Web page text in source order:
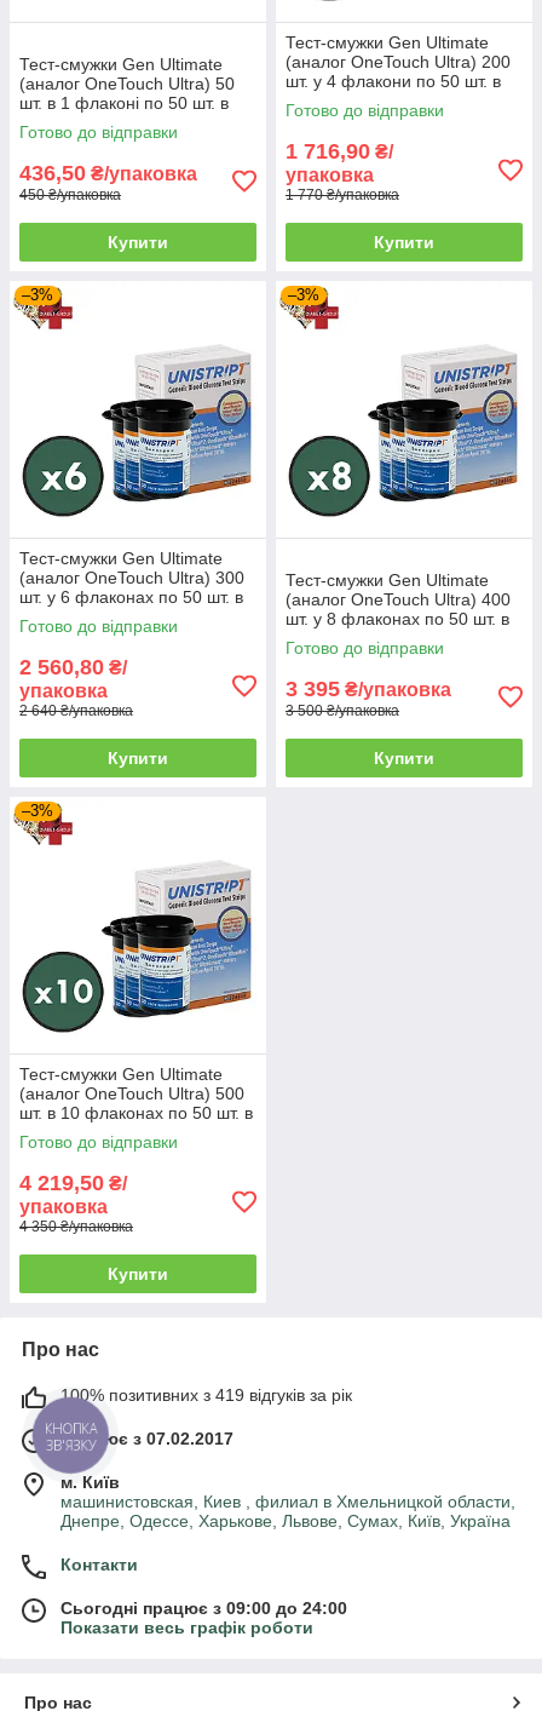
Тест-смужки Gen Ultimate
(аналог OneTouch Ultra) 50
шт. в 1 флаконі по 50 шт. в
упаковці
Готово до відправки
436,50 ₴/упаковка
450 ₴/упаковка
Купити
Тест-смужки Gen Ultimate
(аналог OneTouch Ultra) 200
шт. у 4 флакони по 50 шт. в
упаковці
Готово до відправки
1 716,90 ₴/
упаковка
1 770 ₴/упаковка
Купити
–3%
Тест-смужки Gen Ultimate
(аналог OneTouch Ultra) 300
шт. у 6 флаконах по 50 шт. в
упаковці
Готово до відправки
2 560,80 ₴/
упаковка
2 640 ₴/упаковка
Купити
–3%
Тест-смужки Gen Ultimate
(аналог OneTouch Ultra) 400
шт. у 8 флаконах по 50 шт. в
пакованні
Готово до відправки
3 395 ₴/упаковка
3 500 ₴/упаковка
Купити
–3%
Тест-смужки Gen Ultimate
(аналог OneTouch Ultra) 500
шт. в 10 флаконах по 50 шт. в
упаковці
Готово до відправки
4 219,50 ₴/
упаковка
4 350 ₴/упаковка
Купити
Про нас
100% позитивних з 419 відгуків за рік
Працює з 07.02.2017
м. Київ
машинистовская, Киев , филиал в Хмельницкой области,
Днепре, Одессе, Харькове, Львове, Сумах, Київ, Україна
Контакти
Сьогодні працює з 09:00 до 24:00
Показати весь графік роботи
Про нас
КНОПКА
ЗВ'ЯЗКУ